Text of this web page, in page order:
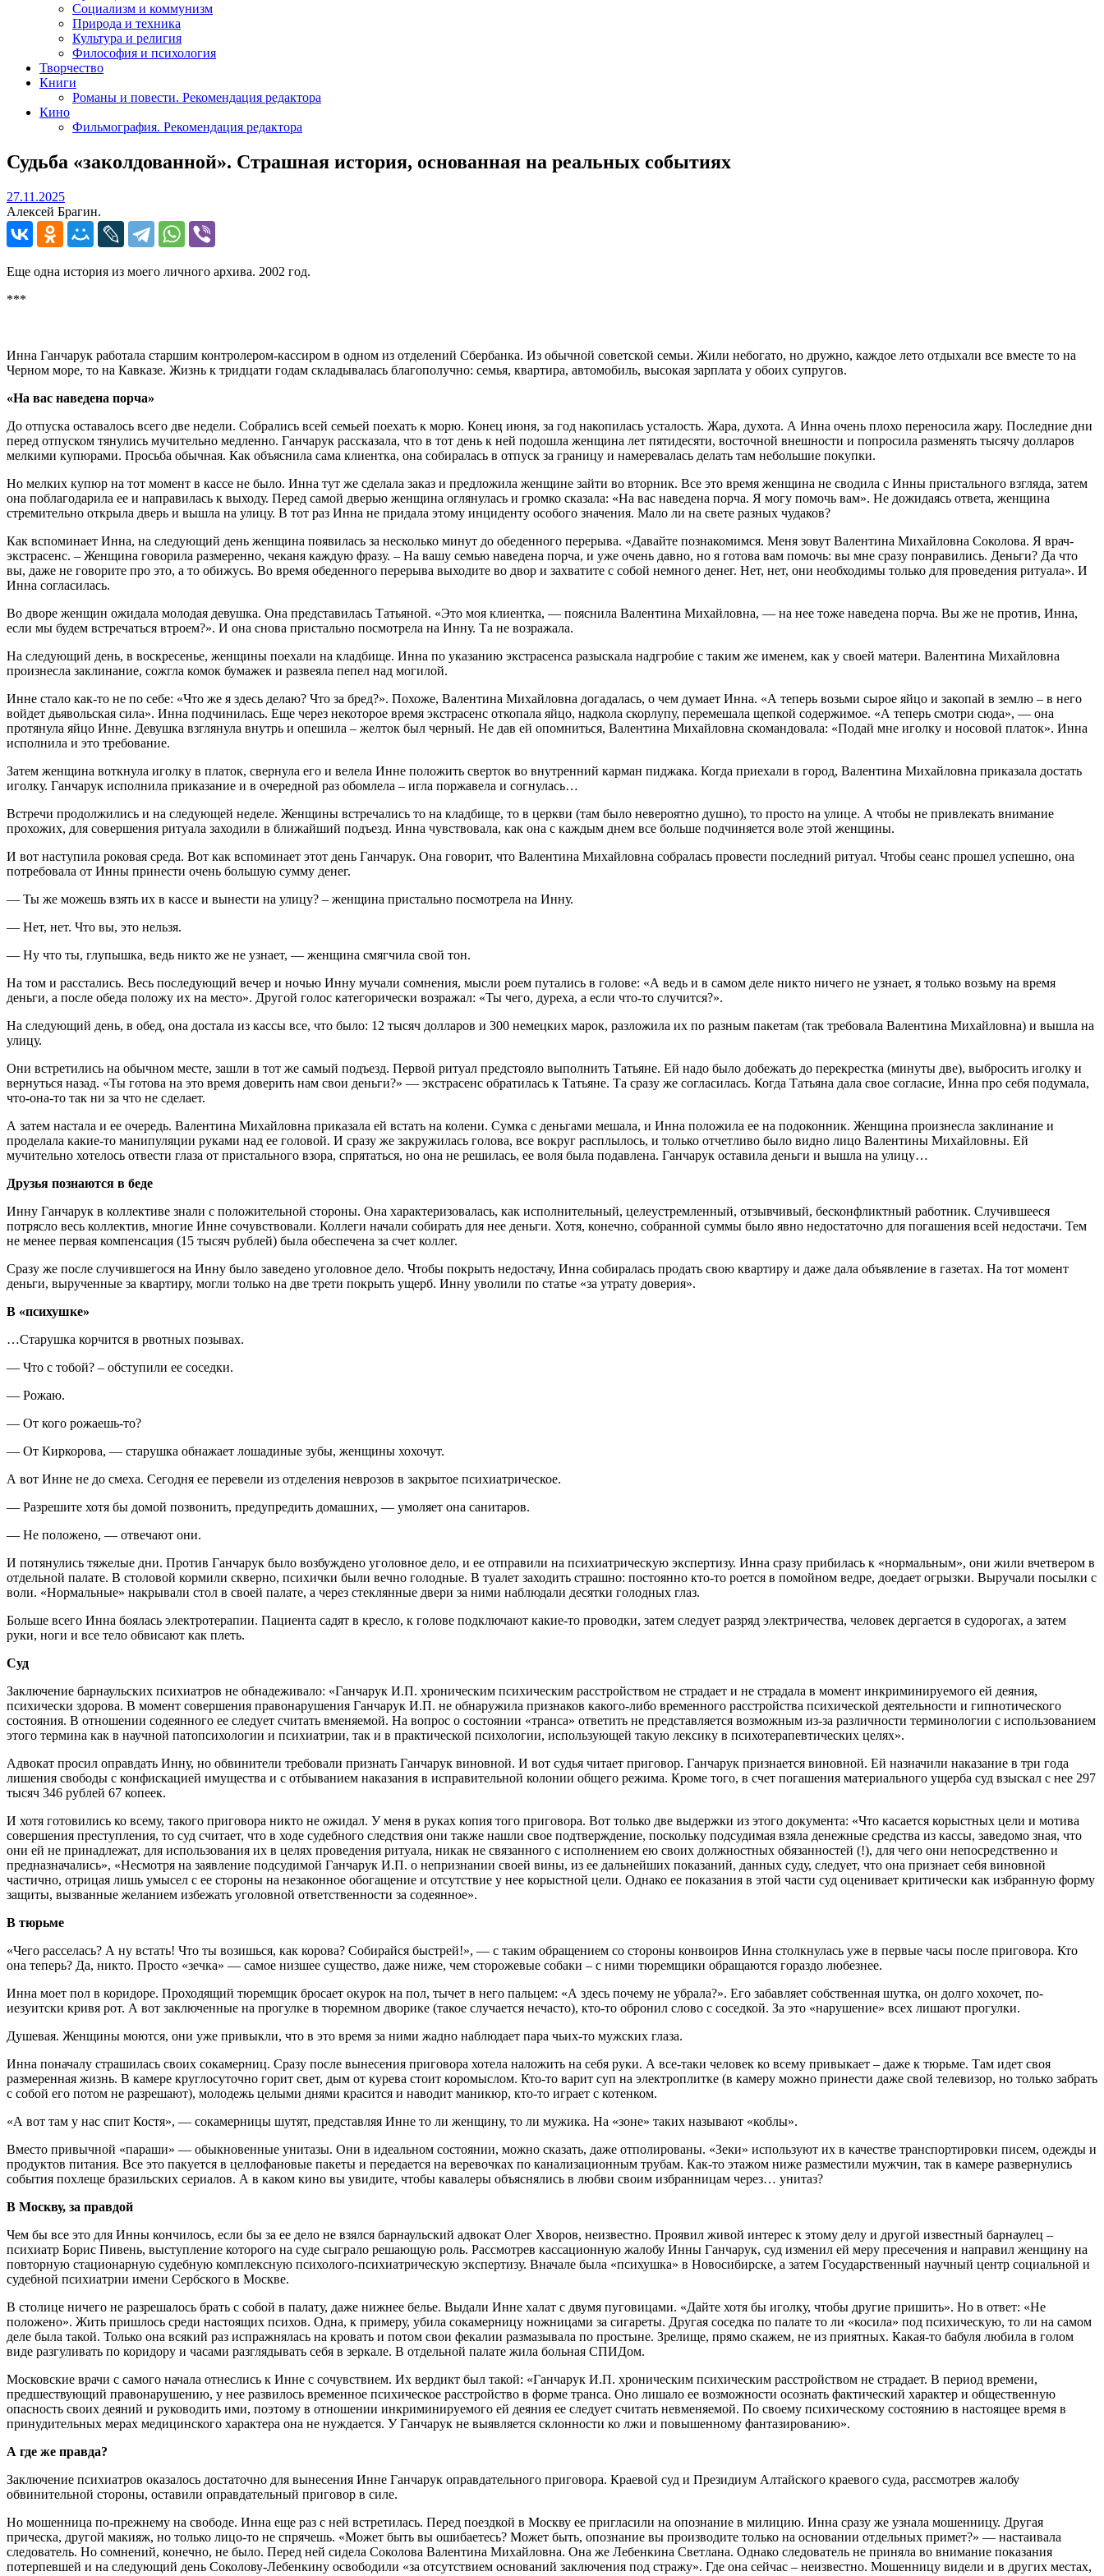
Социализм и коммунизм
Природа и техника
Культура и религия
Философия и психология
Творчество
Книги
Романы и повести. Рекомендация редактора
Кино
Фильмография. Рекомендация редактора
Судьба «заколдованной». Страшная история, основанная на реальных событиях
27.11.202527.11.2025
Алексей Брагин.
Еще одна история из моего личного архива. 2002 год.
***
Инна Ганчарук работала старшим контролером-кассиром в одном из отделений Сбербанка. Из обычной советской семьи. Жили небогато, но дружно, каждое лето отдыхали все вместе то на
Черном море, то на Кавказе. Жизнь к тридцати годам складывалась благополучно: семья, квартира, автомобиль, высокая зарплата у обоих супругов.
«На вас наведена порча»
До отпуска оставалось всего две недели. Собрались всей семьей поехать к морю. Конец июня, за год накопилась усталость. Жара, духота. А Инна очень плохо переносила жару. Последние дни
перед отпуском тянулись мучительно медленно. Ганчарук рассказала, что в тот день к ней подошла женщина лет пятидесяти, восточной внешности и попросила разменять тысячу долларов
мелкими купюрами. Просьба обычная. Как объяснила сама клиентка, она собиралась в отпуск за границу и намеревалась делать там небольшие покупки.
Но мелких купюр на тот момент в кассе не было. Инна тут же сделала заказ и предложила женщине зайти во вторник. Все это время женщина не сводила с Инны пристального взгляда, затем
она поблагодарила ее и направилась к выходу. Перед самой дверью женщина оглянулась и громко сказала: «На вас наведена порча. Я могу помочь вам». Не дожидаясь ответа, женщина
стремительно открыла дверь и вышла на улицу. В тот раз Инна не придала этому инциденту особого значения. Мало ли на свете разных чудаков?
Как вспоминает Инна, на следующий день женщина появилась за несколько минут до обеденного перерыва. «Давайте познакомимся. Меня зовут Валентина Михайловна Соколова. Я врач-
экстрасенс. – Женщина говорила размеренно, чеканя каждую фразу. – На вашу семью наведена порча, и уже очень давно, но я готова вам помочь: вы мне сразу понравились. Деньги? Да что
вы, даже не говорите про это, а то обижусь. Во время обеденного перерыва выходите во двор и захватите с собой немного денег. Нет, нет, они необходимы только для проведения ритуала». И
Инна согласилась.
Во дворе женщин ожидала молодая девушка. Она представилась Татьяной. «Это моя клиентка, — пояснила Валентина Михайловна, — на нее тоже наведена порча. Вы же не против, Инна,
если мы будем встречаться втроем?». И она снова пристально посмотрела на Инну. Та не возражала.
На следующий день, в воскресенье, женщины поехали на кладбище. Инна по указанию экстрасенса разыскала надгробие с таким же именем, как у своей матери. Валентина Михайловна
произнесла заклинание, сожгла комок бумажек и развеяла пепел над могилой.
Инне стало как-то не по себе: «Что же я здесь делаю? Что за бред?». Похоже, Валентина Михайловна догадалась, о чем думает Инна. «А теперь возьми сырое яйцо и закопай в землю – в него
войдет дьявольская сила». Инна подчинилась. Еще через некоторое время экстрасенс откопала яйцо, надкола скорлупу, перемешала щепкой содержимое. «А теперь смотри сюда», — она
протянула яйцо Инне. Девушка взглянула внутрь и опешила – желток был черный. Не дав ей опомниться, Валентина Михайловна скомандовала: «Подай мне иголку и носовой платок». Инна
исполнила и это требование.
Затем женщина воткнула иголку в платок, свернула его и велела Инне положить сверток во внутренний карман пиджака. Когда приехали в город, Валентина Михайловна приказала достать
иголку. Ганчарук исполнила приказание и в очередной раз обомлела – игла поржавела и согнулась…
Встречи продолжились и на следующей неделе. Женщины встречались то на кладбище, то в церкви (там было невероятно душно), то просто на улице. А чтобы не привлекать внимание
прохожих, для совершения ритуала заходили в ближайший подъезд. Инна чувствовала, как она с каждым днем все больше подчиняется воле этой женщины.
И вот наступила роковая среда. Вот как вспоминает этот день Ганчарук. Она говорит, что Валентина Михайловна собралась провести последний ритуал. Чтобы сеанс прошел успешно, она
потребовала от Инны принести очень большую сумму денег.
— Ты же можешь взять их в кассе и вынести на улицу? – женщина пристально посмотрела на Инну.
— Нет, нет. Что вы, это нельзя.
— Ну что ты, глупышка, ведь никто же не узнает, — женщина смягчила свой тон.
На том и расстались. Весь последующий вечер и ночью Инну мучали сомнения, мысли роем путались в голове: «А ведь и в самом деле никто ничего не узнает, я только возьму на время
деньги, а после обеда положу их на место». Другой голос категорически возражал: «Ты чего, дуреха, а если что-то случится?».
На следующий день, в обед, она достала из кассы все, что было: 12 тысяч долларов и 300 немецких марок, разложила их по разным пакетам (так требовала Валентина Михайловна) и вышла на
улицу.
Они встретились на обычном месте, зашли в тот же самый подъезд. Первой ритуал предстояло выполнить Татьяне. Ей надо было добежать до перекрестка (минуты две), выбросить иголку и
вернуться назад. «Ты готова на это время доверить нам свои деньги?» — экстрасенс обратилась к Татьяне. Та сразу же согласилась. Когда Татьяна дала свое согласие, Инна про себя подумала,
что-она-то так ни за что не сделает.
А затем настала и ее очередь. Валентина Михайловна приказала ей встать на колени. Сумка с деньгами мешала, и Инна положила ее на подоконник. Женщина произнесла заклинание и
проделала какие-то манипуляции руками над ее головой. И сразу же закружилась голова, все вокруг расплылось, и только отчетливо было видно лицо Валентины Михайловны. Ей
мучительно хотелось отвести глаза от пристального взора, спрятаться, но она не решилась, ее воля была подавлена. Ганчарук оставила деньги и вышла на улицу…
Друзья познаются в беде
Инну Ганчарук в коллективе знали с положительной стороны. Она характеризовалась, как исполнительный, целеустремленный, отзывчивый, бесконфликтный работник. Случившееся
потрясло весь коллектив, многие Инне сочувствовали. Коллеги начали собирать для нее деньги. Хотя, конечно, собранной суммы было явно недостаточно для погашения всей недостачи. Тем
не менее первая компенсация (15 тысяч рублей) была обеспечена за счет коллег.
Сразу же после случившегося на Инну было заведено уголовное дело. Чтобы покрыть недостачу, Инна собиралась продать свою квартиру и даже дала объявление в газетах. На тот момент
деньги, вырученные за квартиру, могли только на две трети покрыть ущерб. Инну уволили по статье «за утрату доверия».
В «психушке»
…Старушка корчится в рвотных позывах.
— Что с тобой? – обступили ее соседки.
— Рожаю.
— От кого рожаешь-то?
— От Киркорова, — старушка обнажает лошадиные зубы, женщины хохочут.
А вот Инне не до смеха. Сегодня ее перевели из отделения неврозов в закрытое психиатрическое.
— Разрешите хотя бы домой позвонить, предупредить домашних, — умоляет она санитаров.
— Не положено, — отвечают они.
И потянулись тяжелые дни. Против Ганчарук было возбуждено уголовное дело, и ее отправили на психиатрическую экспертизу. Инна сразу прибилась к «нормальным», они жили вчетвером в
отдельной палате. В столовой кормили скверно, психички были вечно голодные. В туалет заходить страшно: постоянно кто-то роется в помойном ведре, доедает огрызки. Выручали посылки с
воли. «Нормальные» накрывали стол в своей палате, а через стеклянные двери за ними наблюдали десятки голодных глаз.
Больше всего Инна боялась электротерапии. Пациента садят в кресло, к голове подключают какие-то проводки, затем следует разряд электричества, человек дергается в судорогах, а затем
руки, ноги и все тело обвисают как плеть.
Суд
Заключение барнаульских психиатров не обнадеживало: «Ганчарук И.П. хроническим психическим расстройством не страдает и не страдала в момент инкриминируемого ей деяния,
психически здорова. В момент совершения правонарушения Ганчарук И.П. не обнаружила признаков какого-либо временного расстройства психической деятельности и гипнотического
состояния. В отношении содеянного ее следует считать вменяемой. На вопрос о состоянии «транса» ответить не представляется возможным из-за различности терминологии с использованием
этого термина как в научной патопсихологии и психиатрии, так и в практической психологии, использующей такую лексику в психотерапевтических целях».
Адвокат просил оправдать Инну, но обвинители требовали признать Ганчарук виновной. И вот судья читает приговор. Ганчарук признается виновной. Ей назначили наказание в три года
лишения свободы с конфискацией имущества и с отбыванием наказания в исправительной колонии общего режима. Кроме того, в счет погашения материального ущерба суд взыскал с нее 297
тысяч 346 рублей 67 копеек.
И хотя готовились ко всему, такого приговора никто не ожидал. У меня в руках копия того приговора. Вот только две выдержки из этого документа: «Что касается корыстных цели и мотива
совершения преступления, то суд считает, что в ходе судебного следствия они также нашли свое подтверждение, поскольку подсудимая взяла денежные средства из кассы, заведомо зная, что
они ей не принадлежат, для использования их в целях проведения ритуала, никак не связанного с исполнением ею своих должностных обязанностей (!), для чего они непосредственно и
предназначались», «Несмотря на заявление подсудимой Ганчарук И.П. о непризнании своей вины, из ее дальнейших показаний, данных суду, следует, что она признает себя виновной
частично, отрицая лишь умысел с ее стороны на незаконное обогащение и отсутствие у нее корыстной цели. Однако ее показания в этой части суд оценивает критически как избранную форму
защиты, вызванные желанием избежать уголовной ответственности за содеянное».
В тюрьме
«Чего расселась? А ну встать! Что ты возишься, как корова? Собирайся быстрей!», — с таким обращением со стороны конвоиров Инна столкнулась уже в первые часы после приговора. Кто
она теперь? Да, никто. Просто «зечка» — самое низшее существо, даже ниже, чем сторожевые собаки – с ними тюремщики обращаются гораздо любезнее.
Инна моет пол в коридоре. Проходящий тюремщик бросает окурок на пол, тычет в него пальцем: «А здесь почему не убрала?». Его забавляет собственная шутка, он долго хохочет, по-
иезуитски кривя рот. А вот заключенные на прогулке в тюремном дворике (такое случается нечасто), кто-то обронил слово с соседкой. За это «нарушение» всех лишают прогулки.
Душевая. Женщины моются, они уже привыкли, что в это время за ними жадно наблюдает пара чьих-то мужских глаза.
Инна поначалу страшилась своих сокамерниц. Сразу после вынесения приговора хотела наложить на себя руки. А все-таки человек ко всему привыкает – даже к тюрьме. Там идет своя
размеренная жизнь. В камере круглосуточно горит свет, дым от курева стоит коромыслом. Кто-то варит суп на электроплитке (в камеру можно принести даже свой телевизор, но только забрать
с собой его потом не разрешают), молодежь целыми днями красится и наводит маникюр, кто-то играет с котенком.
«А вот там у нас спит Костя», — сокамерницы шутят, представляя Инне то ли женщину, то ли мужика. На «зоне» таких называют «коблы».
Вместо привычной «параши» — обыкновенные унитазы. Они в идеальном состоянии, можно сказать, даже отполированы. «Зеки» используют их в качестве транспортировки писем, одежды и
продуктов питания. Все это пакуется в целлофановые пакеты и передается на веревочках по канализационным трубам. Как-то этажом ниже разместили мужчин, так в камере развернулись
события похлеще бразильских сериалов. А в каком кино вы увидите, чтобы кавалеры объяснялись в любви своим избранницам через… унитаз?
В Москву, за правдой
Чем бы все это для Инны кончилось, если бы за ее дело не взялся барнаульский адвокат Олег Хворов, неизвестно. Проявил живой интерес к этому делу и другой известный барнаулец –
психиатр Борис Пивень, выступление которого на суде сыграло решающую роль. Рассмотрев кассационную жалобу Инны Ганчарук, суд изменил ей меру пресечения и направил женщину на
повторную стационарную судебную комплексную психолого-психиатрическую экспертизу. Вначале была «психушка» в Новосибирске, а затем Государственный научный центр социальной и
судебной психиатрии имени Сербского в Москве.
В столице ничего не разрешалось брать с собой в палату, даже нижнее белье. Выдали Инне халат с двумя пуговицами. «Дайте хотя бы иголку, чтобы другие пришить». Но в ответ: «Не
положено». Жить пришлось среди настоящих психов. Одна, к примеру, убила сокамерницу ножницами за сигареты. Другая соседка по палате то ли «косила» под психическую, то ли на самом
деле была такой. Только она всякий раз испражнялась на кровать и потом свои фекалии размазывала по простыне. Зрелище, прямо скажем, не из приятных. Какая-то бабуля любила в голом
виде разгуливать по коридору и часами разглядывать себя в зеркале. В отдельной палате жила больная СПИДом.
Московские врачи с самого начала отнеслись к Инне с сочувствием. Их вердикт был такой: «Ганчарук И.П. хроническим психическим расстройством не страдает. В период времени,
предшествующий правонарушению, у нее развилось временное психическое расстройство в форме транса. Оно лишало ее возможности осознать фактический характер и общественную
опасность своих деяний и руководить ими, поэтому в отношении инкриминируемого ей деяния ее следует считать невменяемой. По своему психическому состоянию в настоящее время в
принудительных мерах медицинского характера она не нуждается. У Ганчарук не выявляется склонности ко лжи и повышенному фантазированию».
А где же правда?
Заключение психиатров оказалось достаточно для вынесения Инне Ганчарук оправдательного приговора. Краевой суд и Президиум Алтайского краевого суда, рассмотрев жалобу
обвинительной стороны, оставили оправдательный приговор в силе.
Но мошенница по-прежнему на свободе. Инна еще раз с ней встретилась. Перед поездкой в Москву ее пригласили на опознание в милицию. Инна сразу же узнала мошенницу. Другая
прическа, другой макияж, но только лицо-то не спрячешь. «Может быть вы ошибаетесь? Может быть, опознание вы производите только на основании отдельных примет?» — настаивала
следователь. Но сомнений, конечно, не было. Перед ней сидела Соколова Валентина Михайловна. Она же Лебенкина Светлана. Однако следователь не приняла во внимание показания
потерпевшей и на следующий день Соколову-Лебенкину освободили «за отсутствием оснований заключения под стражу». Где она сейчас – неизвестно. Мошенницу видели и в других местах,